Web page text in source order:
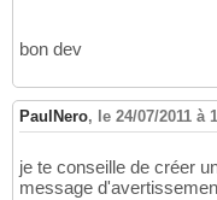
bon dev
PaulNero, le 24/07/2011 à
je te conseille de créer
message